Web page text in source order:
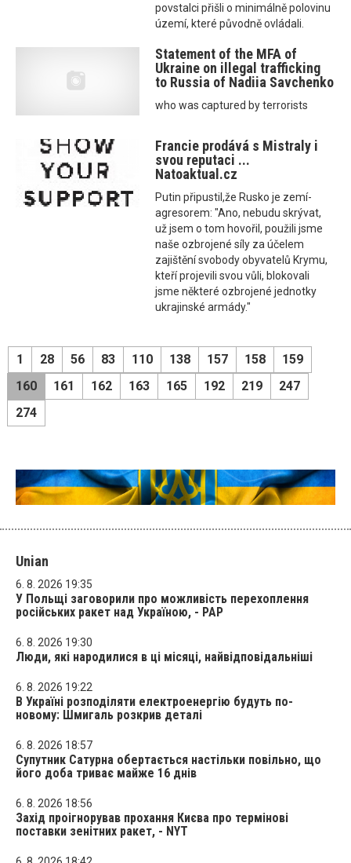
povstalci přišli o minimálně polovinu
území, které původně ovládali.
Statement of the MFA of
Ukraine on illegal trafficking
to Russia of Nadiia Savchenko
who was captured by terrorists
Francie prodává s Mistraly i
svou reputaci ...
Natoaktual.cz
Putin připustil,že Rusko je zemí-
agresorem: "Ano, nebudu skrývat,
už jsem o tom hovořil, použili jsme
naše ozbrojené síly za účelem
zajištění svobody obyvatelů Krymu,
kteří projevili svou vůli, blokovali
jsme některé ozbrojené jednotky
ukrajinské armády."
1 28 56 83 110 138 157 158
159
160
161 162 163 165 192 219
247
274
Unian
6. 8. 2026 19:35
У Польщі заговорили про можливість перехоплення
російських ракет над Україною, - PAP
6. 8. 2026 19:30
Люди, які народилися в ці місяці, найвідповідальніші
6. 8. 2026 19:22
В Україні розподіляти електроенергію будуть по-
новому: Шмигаль розкрив деталі
6. 8. 2026 18:57
Супутник Сатурна обертається настільки повільно, що
його доба триває майже 16 днів
6. 8. 2026 18:56
Захід проігнорував прохання Києва про термінові
поставки зенітних ракет, - NYT